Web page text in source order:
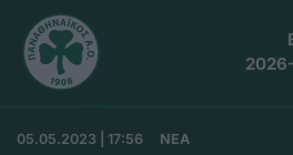
05.05.2023 | 17:56 ΝΕΑ